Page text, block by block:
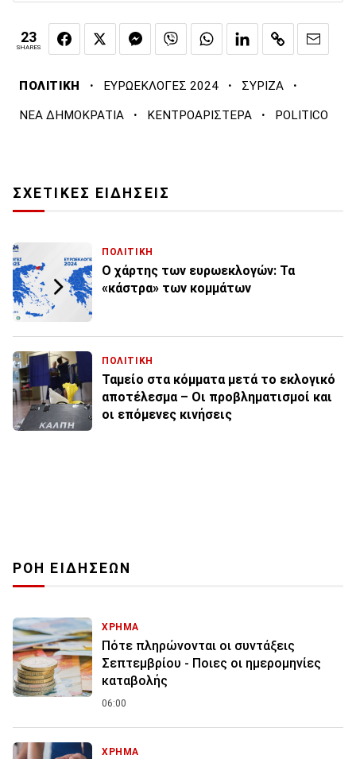
23
SHARES
ΠΟΛΙΤΙΚΗ · ΕΥΡΩΕΚΛΟΓΕΣ 2024 · ΣΥΡΙΖΑ ·
ΝΕΑ ΔΗΜΟΚΡΑΤΙΑ · ΚΕΝΤΡΟΑΡΙΣΤΕΡΑ · POLITICO
ΣΧΕΤΙΚΕΣ ΕΙΔΗΣΕΙΣ
ΠΟΛΙΤΙΚΗ
Ο χάρτης των ευρωεκλογών: Τα
«κάστρα» των κομμάτων
ΠΟΛΙΤΙΚΗ
Ταμείο στα κόμματα μετά το εκλογικό
αποτέλεσμα – Οι προβληματισμοί και
οι επόμενες κινήσεις
ΡΟΗ ΕΙΔΗΣΕΩΝ
ΧΡΗΜΑ
Πότε πληρώνονται οι συντάξεις
Σεπτεμβρίου - Ποιες οι ημερομηνίες
καταβολής
06:00
ΧΡΗΜΑ